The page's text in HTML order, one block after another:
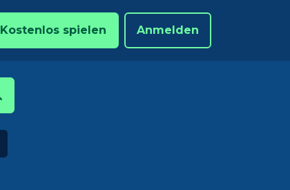
Kostenlos spielen Anmelden